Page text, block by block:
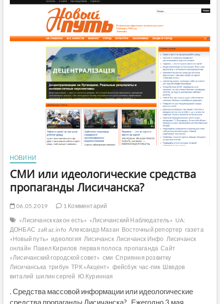
СМИ
назвали
причину
НОВИНИ
СМИ или идеологические средства
пропаганды Лисичанска?
06.05.2019
1 Комментарий
«Лисичанск как он есть» «Лисичанский Наблюдатель» UA:
ДОНБАС zaRaz.info Александр Мазан Восточный репортер газета
«Новый путь» идеология Лисичанск Лисичанск Инфо Лисичанск
онлайн Павел Кирилов первая полоса пропаганда Сайт
«Лисичанский городской совет» сми Сприяння розвитку
Лисичанська трибун ТРК «Акцент» фейсбук час-пик Шведов
виталий шилин сергей Ю.Куринная
. Средства массовой информации или идеологические
средства пропаганды Лисичанска? . Ежегодно 3 мая